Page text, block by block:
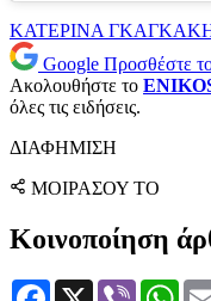
ΚΑΤΕΡΙΝΑ
Google Προσθέστε
Ακολουθήστε το
όλες τις ειδήσεις.
ΔΙΑΦΗΜΙΣΗ
ΜΟΙΡΑΣΟΥ ΤΟ
Κοινοποίηση
Facebook
X Viber